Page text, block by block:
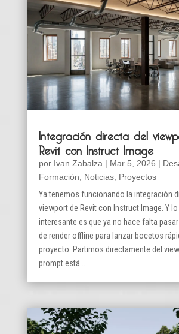
Integración directa del
Revit con Instruct Image
por Ivan Zabalza| Mar 5, 2026 |
Formación, Noticias, Proyectos
Ya tenemos funcionando la integración
viewport de Revit con Instruct Image. Y
interesante es que ya no hace falta
de render offline para lanzar bocetos
proyecto. Partimos directamente del
prompt está...